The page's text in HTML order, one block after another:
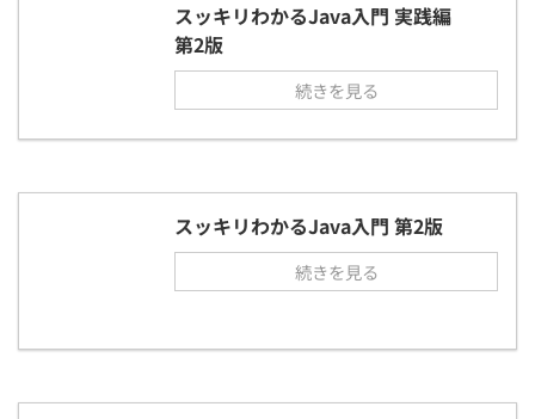
スッキリわかるJava入門 実践編
第2版
続きを見る
スッキリわかるJava入門 第2版
続きを見る